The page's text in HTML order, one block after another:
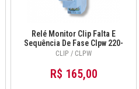
Relé Monitor Clip Falta E
Sequência De Fase Clpw 220-
480vac
CLIP / CLPW
R$ 165,00